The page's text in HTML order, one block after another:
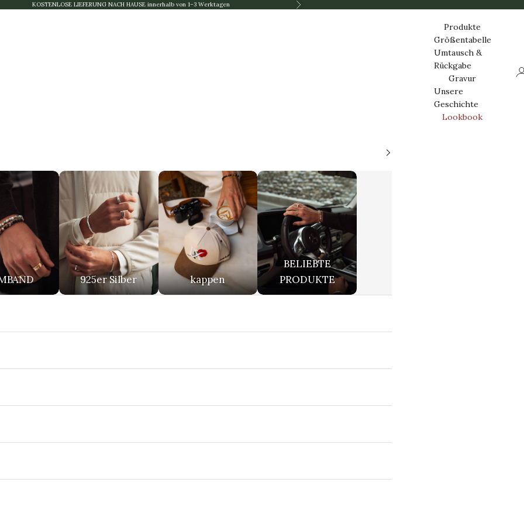
KOSTENLOSE LIEFERUNG NACH HAUSE innerhalb von 1–3 Werktagen Nästa
Produkte
Größentabelle
Umtausch &
Rückgabe
Gravur
Unsere
Geschichte
Lookbook
925er Silber kappen
BELIEBTE
PRODUKTE